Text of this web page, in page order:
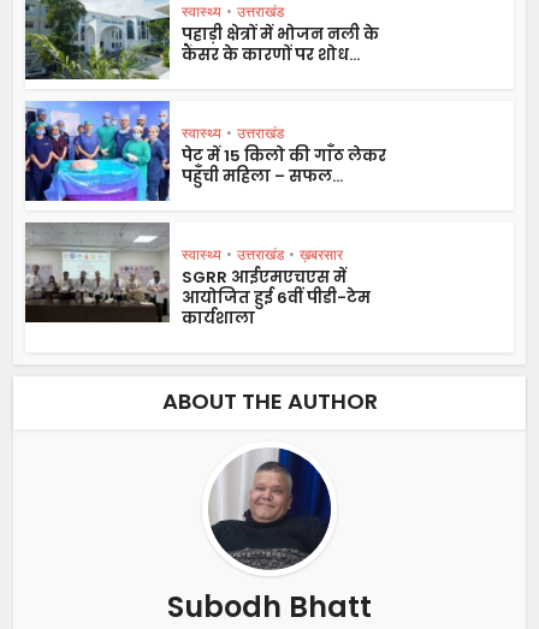
स्वास्थ्य • उत्तराखंड
पहाड़ी क्षेत्रों में भोजन नली के
कैंसर के कारणों पर शोध...
स्वास्थ्य • उत्तराखंड
पेट में 15 किलो की गाँठ लेकर
पहुँची महिला – सफल...
स्वास्थ्य • उत्तराखंड • ख़बरसार
SGRR आईएमएचएस में
आयोजित हुई 6वीं पीडी-टेम
कार्यशाला
ABOUT THE AUTHOR
Subodh Bhatt